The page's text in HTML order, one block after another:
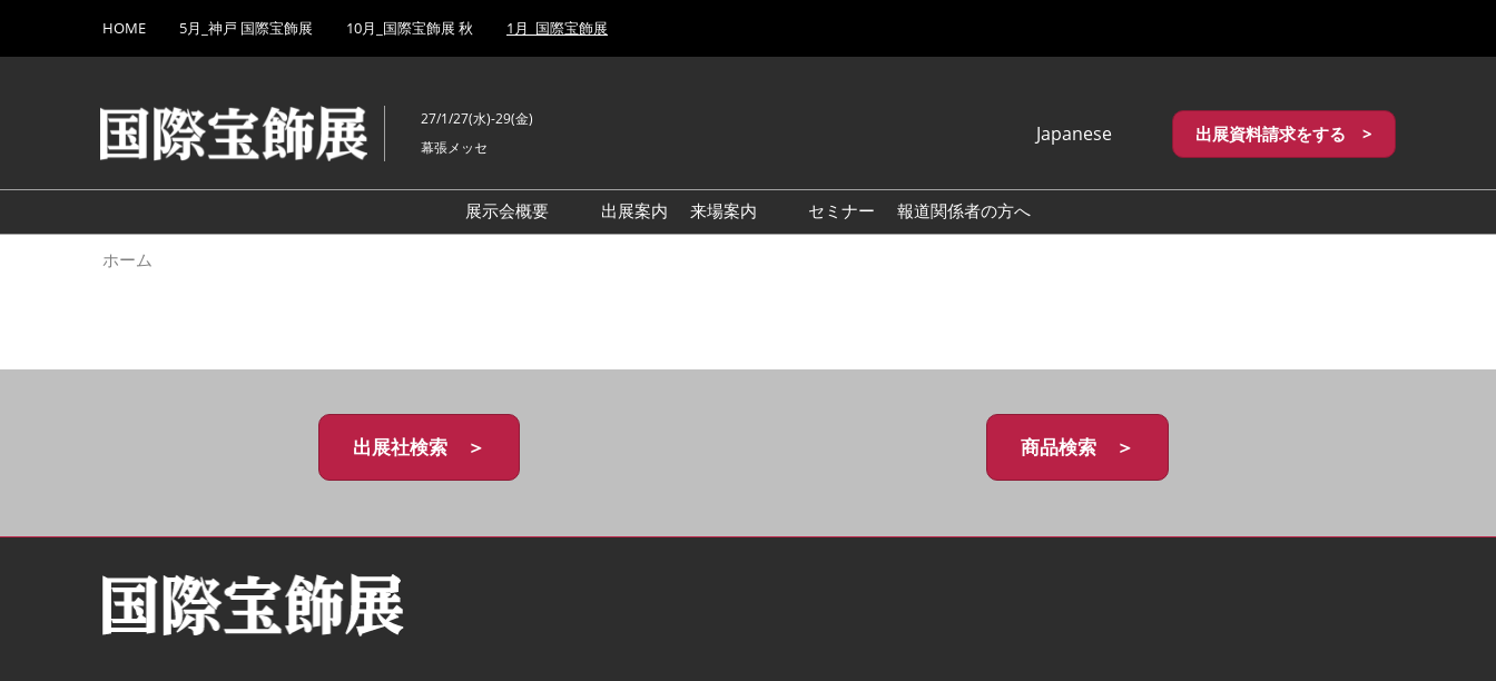
キ
し
て
to
HOME 5月_神戸 国際宝飾展 10月_国際宝飾展 秋 1月_国際宝飾展
27/1/27(水)-29(金)
幕張メッセ
Japanese
English
繁體中文
出展資料請求をする >
展示会概要
出展案内
来場案内
セミナー 報道関係者の方へ
ホーム
出展社検索 ＞ 商品検索 ＞